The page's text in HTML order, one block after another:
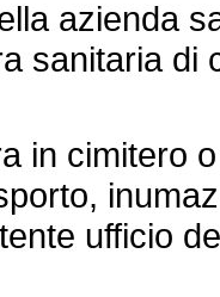
azienda
sanitaria di
cimitero
ufficio